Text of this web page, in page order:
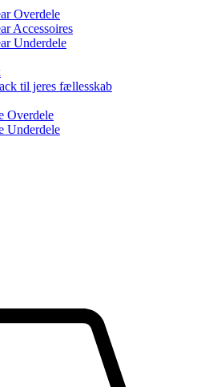
Overdele
Accessoires
Underdele
til jeres fællesskab
Overdele
Underdele